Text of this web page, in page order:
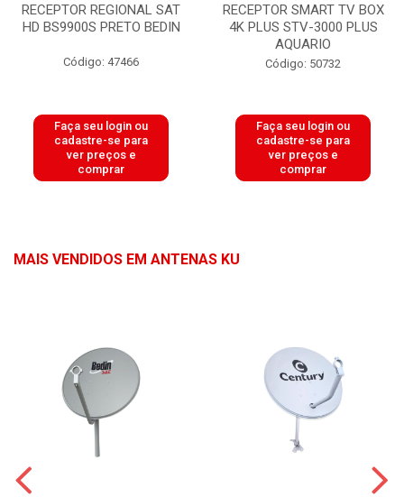
RECEPTOR REGIONAL SAT
HD BS9900S PRETO BEDIN
Código: 47466
Faça seu login ou
cadastre-se para
ver preços e
comprar
RECEPTOR SMART TV BOX
4K PLUS STV-3000 PLUS
AQUARIO
Código: 50732
Faça seu login ou
cadastre-se para
ver preços e
comprar
MAIS VENDIDOS EM ANTENAS KU